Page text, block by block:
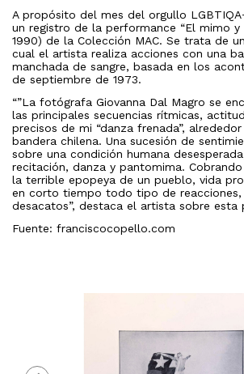
A propósito del mes del orgullo
un registro de la performance “El mimo y
1990) de la Colección MAC. Se trata de
cual el artista realiza acciones con una
manchada de sangre, basada en los
de septiembre de 1973.
“”La fotógrafa Giovanna Dal Magro se
las principales secuencias rítmicas,
precisos de mi “danza frenada”,
bandera chilena. Una sucesión de
sobre una condición humana
recitación, danza y pantomima.
la terrible epopeya de un pueblo, vida
en corto tiempo todo tipo de reacciones,
desacatos”, destaca el artista sobre esta
Fuente: franciscocopello.com